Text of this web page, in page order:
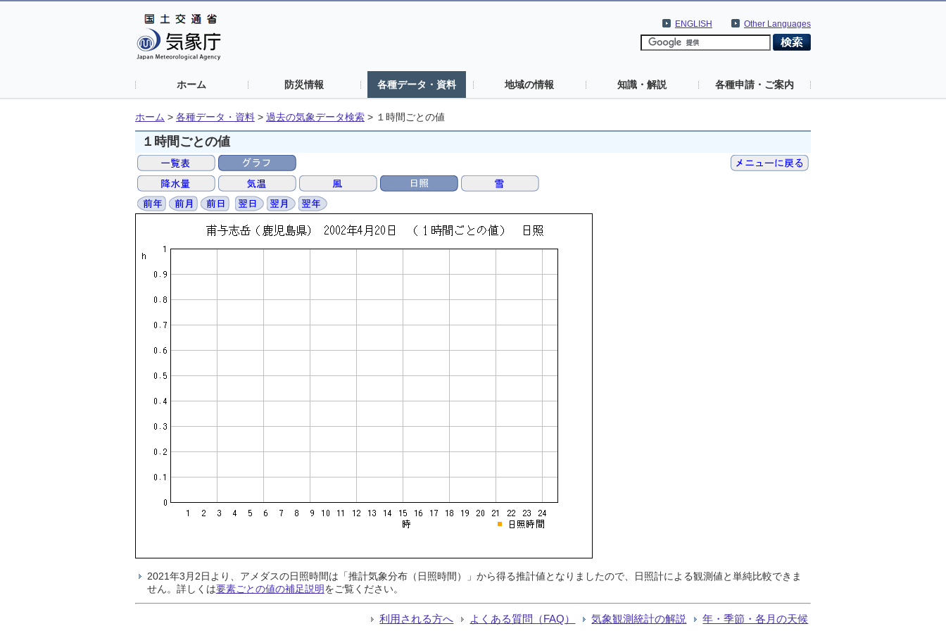
Other Languages
ENGLISH
ホーム 防災情報 各種データ・資料 地域の情報 知識・解説 各種申請・ご案内
ホーム > 各種データ・資料 > 過去の気象データ検索 > １時間ごとの値
１時間ごとの値
2021年3月2日より、アメダスの日照時間は「推計気象分布（日照時間）」から得る推計値となりましたので、日照計による観測値と単純比較できま
せん。詳しくは要素ごとの値の補足説明をご覧ください。
利用される方へ よくある質問（FAQ） 気象観測統計の解説 年・季節・各月の天候